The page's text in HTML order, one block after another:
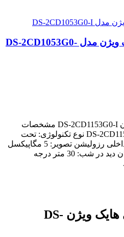
دوربین 5 مگاپیکسلی هایک ویژن مدل DS-2CD1053G0-
دوربین 5 مگاپیکسلی هایک ویژن DS-2CD1153G0-I مشخصات
دوربین هایک ویژن مدل DS-2CD1153G0-I نوع تکنولوژی: تحت
شبکه (IP) مدل و کاربرد: دام، داخلی رزولیشن تصویر: 5 مگاپیکسل
لنز: ثابت – 2.8 و 4 میلیمتر میزان دید در شب: 30 متر درجه
دوربین 5 مگاپیکسلی هایک ویژن DS-